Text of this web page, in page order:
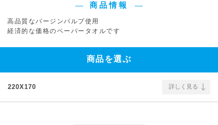
商品情報
高品質なバージンパルプ使用
経済的な価格のペーパータオルです
商品を選ぶ
220X170 詳しく見る